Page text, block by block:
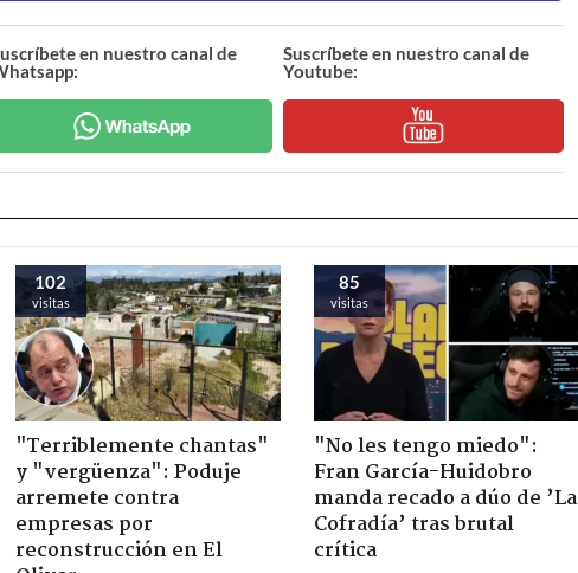
en nuestro canal de
Suscríbete en nuestro canal de
Youtube:
102
visitas
"Terriblemente chantas"
y "vergüenza": Poduje
arremete contra
empresas por
reconstrucción en El
85
visitas
"No les tengo miedo":
Fran García-Huidobro
manda recado a dúo de ’La
Cofradía’ tras brutal
crítica